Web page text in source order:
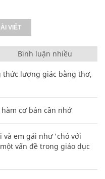
VIẾT
Bình luận nhiều
thức lượng giác bằng thơ,
cơ bản cần nhớ
và em gái như 'chó với
vấn đề trong giáo dục